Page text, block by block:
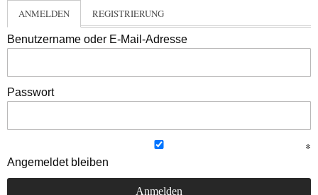
ANMELDEN REGISTRIERUNG
Benutzername oder E-Mail-Adresse
Passwort
Angemeldet bleiben